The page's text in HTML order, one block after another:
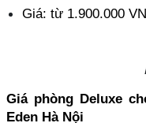
Giá: từ 1.900.000
Giá phòng Deluxe
Eden Hà Nội